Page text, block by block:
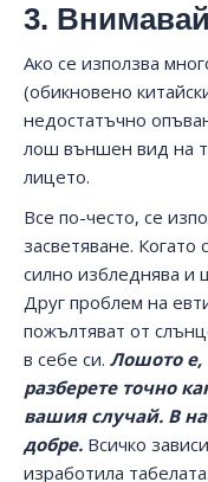
3.
Ако се използва
(обикновено
недостатъчно
лош външен вид на
лицето.
Все по-често, се
засветяване. Когато
силно избледнява и
Друг проблем на
пожълтяват от
в себе си. Лошото е,
разберете точно
вашия случай. В
добре. Всичко
изработила табелата.